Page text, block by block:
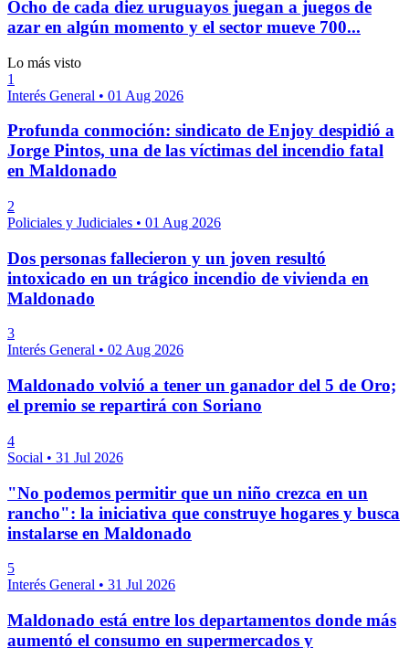
Ocho de cada diez uruguayos juegan a juegos de
azar en algún momento y el sector mueve 700...
Lo más visto
1
Interés General • 01 Aug 2026
Profunda conmoción: sindicato de Enjoy despidió a
Jorge Pintos, una de las víctimas del incendio fatal
en Maldonado
2
Policiales y Judiciales • 01 Aug 2026
Dos personas fallecieron y un joven resultó
intoxicado en un trágico incendio de vivienda en
Maldonado
3
Interés General • 02 Aug 2026
Maldonado volvió a tener un ganador del 5 de Oro;
el premio se repartirá con Soriano
4
Social • 31 Jul 2026
"No podemos permitir que un niño crezca en un
rancho": la iniciativa que construye hogares y busca
instalarse en Maldonado
5
Interés General • 31 Jul 2026
Maldonado está entre los departamentos donde más
aumentó el consumo en supermercados y